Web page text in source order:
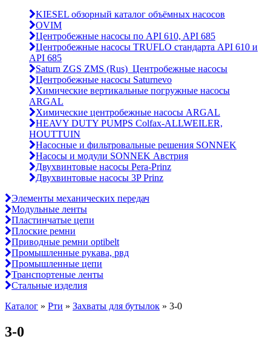
KIESEL обзорный каталог объёмных насосов
OVIM
Центробежные насосы по API 610, API 685
Центробежные насосы TRUFLO стандарта API 610 и
API 685
Saturn ZGS ZMS (Rus)_Центробежные насосы
Центробежные насосы Saturnevo
Химические вертикальные погружные насосы
ARGAL
Химические центробежные насосы ARGAL
HEAVY DUTY PUMPS Colfax-ALLWEILER,
HOUTTUIN
Насосные и фильтровальные решения SONNEK
Насосы и модули SONNEK Австрия
Двухвинтовые насосы Pera-Prinz
Двухвинтовые насосы 3P Prinz
Элементы механических передач
Модульные ленты
Пластинчатые цепи
Плоские ремни
Приводные ремни optibelt
Промышленные рукава, рвд
Промышленные цепи
Транспортеные ленты
Стальные изделия
Каталог » Рти » Захваты для бутылок » 3-0
3-0